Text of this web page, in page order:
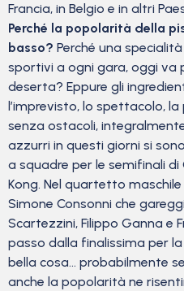
Francia, in Belgio e in altri
Perché la popolarità della
basso? Perché una
sportivi a ogni gara, oggi va
deserta? Eppure gli
l’imprevisto, lo spettacolo,
senza ostacoli,
azzurri in questi giorni si
a squadre per le semifinali
Kong. Nel quartetto
Simone Consonni che
Scartezzini, Filippo Ganna e
passo dalla finalissima per
bella cosa… probabilmente
anche la popolarità ne